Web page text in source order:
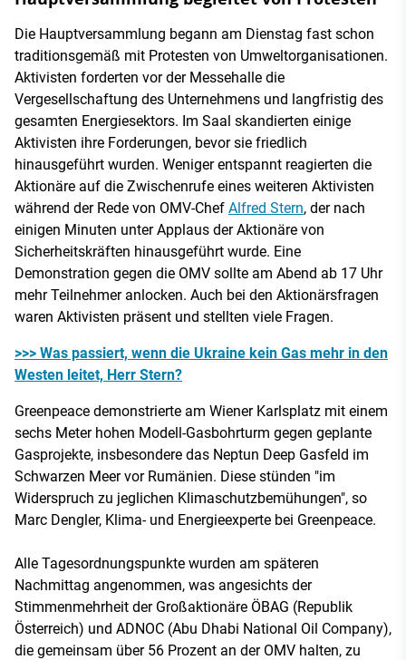
Die Hauptversammlung begann am Dienstag fast schon
traditionsgemäß mit Protesten von Umweltorganisationen.
Aktivisten forderten vor der Messehalle die
Vergesellschaftung des Unternehmens und langfristig des
gesamten Energiesektors. Im Saal skandierten einige
Aktivisten ihre Forderungen, bevor sie friedlich
hinausgeführt wurden. Weniger entspannt reagierten die
Aktionäre auf die Zwischenrufe eines weiteren Aktivisten
während der Rede von OMV-Chef Alfred Stern, der nach
einigen Minuten unter Applaus der Aktionäre von
Sicherheitskräften hinausgeführt wurde. Eine
Demonstration gegen die OMV sollte am Abend ab 17 Uhr
mehr Teilnehmer anlocken. Auch bei den Aktionärsfragen
waren Aktivisten präsent und stellten viele Fragen.
>>> Was passiert, wenn die Ukraine kein Gas mehr in den
Westen leitet, Herr Stern?
Greenpeace demonstrierte am Wiener Karlsplatz mit einem
sechs Meter hohen Modell-Gasbohrturm gegen geplante
Gasprojekte, insbesondere das Neptun Deep Gasfeld im
Schwarzen Meer vor Rumänien. Diese stünden "im
Widerspruch zu jeglichen Klimaschutzbemühungen", so
Marc Dengler, Klima- und Energieexperte bei Greenpeace.
Alle Tagesordnungspunkte wurden am späteren
Nachmittag angenommen, was angesichts der
Stimmenmehrheit der Großaktionäre ÖBAG (Republik
Österreich) und ADNOC (Abu Dhabi National Oil Company),
die gemeinsam über 56 Prozent an der OMV halten, zu